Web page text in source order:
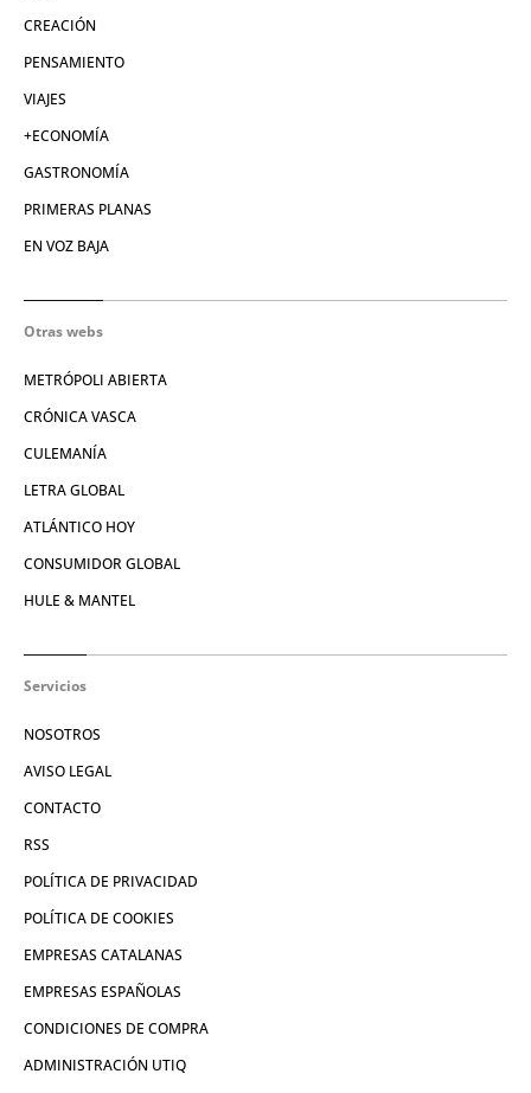
CREACIÓN
PENSAMIENTO
VIAJES
+ECONOMÍA
GASTRONOMÍA
PRIMERAS PLANAS
EN VOZ BAJA
Otras webs
METRÓPOLI ABIERTA
CRÓNICA VASCA
CULEMANÍA
LETRA GLOBAL
ATLÁNTICO HOY
CONSUMIDOR GLOBAL
HULE & MANTEL
Servicios
NOSOTROS
AVISO LEGAL
CONTACTO
RSS
POLÍTICA DE PRIVACIDAD
POLÍTICA DE COOKIES
EMPRESAS CATALANAS
EMPRESAS ESPAÑOLAS
CONDICIONES DE COMPRA
ADMINISTRACIÓN UTIQ